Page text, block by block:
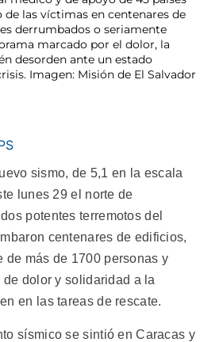
de las víctimas en centenares de
derrumbados o seriamente
marcado por el dolor, la
desorden ante un estado
Imagen: Misión de El Salvador
sismo, de 5,1 en la escala
lunes 29 el norte de
potentes terremotos del
centenares de edificios,
de más de 1700 personas y
dolor y solidaridad a la
en las tareas de rescate.
sísmico se sintió en Caracas y